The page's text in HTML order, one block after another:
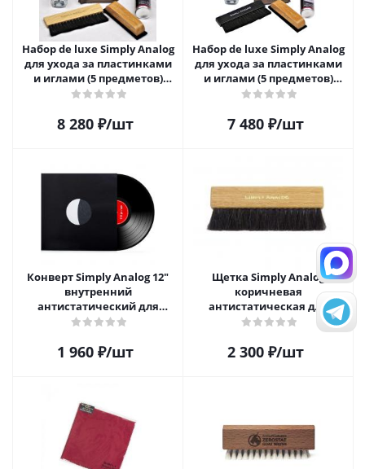
Набор de luxe Simply Analog
для ухода за пластинками
и иглами (5 предметов)
SAVC008
8 280₽/шт
Набор de luxe Simply Analog
для ухода за пластинками
и иглами (5 предметов)
SAVC003
7 480₽/шт
Конверт Simply Analog 12"
внутренний
антистатический для
пластинок (25 шт)
1 960₽/шт
Щетка Simply Analog
коричневая
антистатическая для
чистки виниловых
2 300₽/шт